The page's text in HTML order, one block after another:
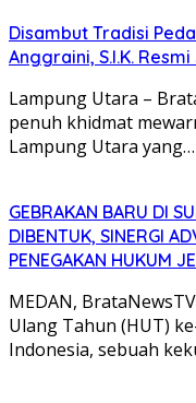
Disambut Tradisi
Anggraini, S.I.K.
Lampung Utara –
penuh khidmat
Lampung Utara yang…
GEBRAKAN BARU DI
DIBENTUK, SINERGI
PENEGAKAN HUKUM
MEDAN,
Ulang Tahun (HUT)
Indonesia, sebuah